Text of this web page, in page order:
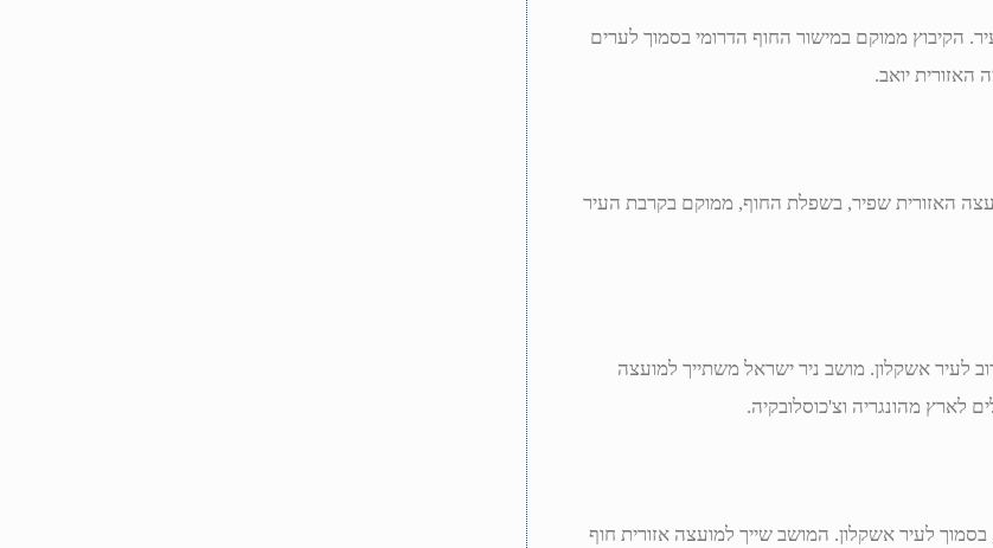
הקיבוץ ממוקם במישור החוף הדרומי בסמוך לערים
האזורית יואב.
האזורית שפיר, בשפלת החוף, ממוקם בקרבת העיר
לעיר אשקלון. מושב ניר ישראל משתייך למועצה
לעיר אשקלון. המושב שייך למועצה אזורית חוף